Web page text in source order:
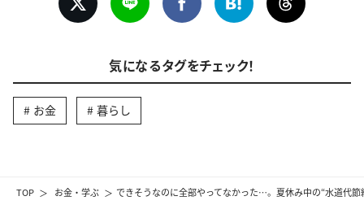
TOP お金・学ぶ できそうなのに全部やってなかった…。夏休み中の“水道代
気になるタグをチェック！
お金 暮らし